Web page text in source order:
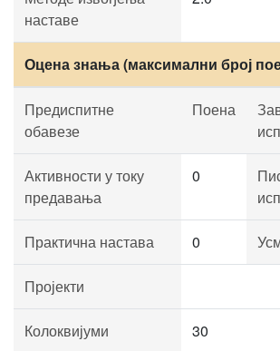
наставе
Оцена знања (максимални број
Предиспитне
обавезе
Поена
Активности у току
предавања
0
Практична настава 0
Пројекти
Колоквијуми 30